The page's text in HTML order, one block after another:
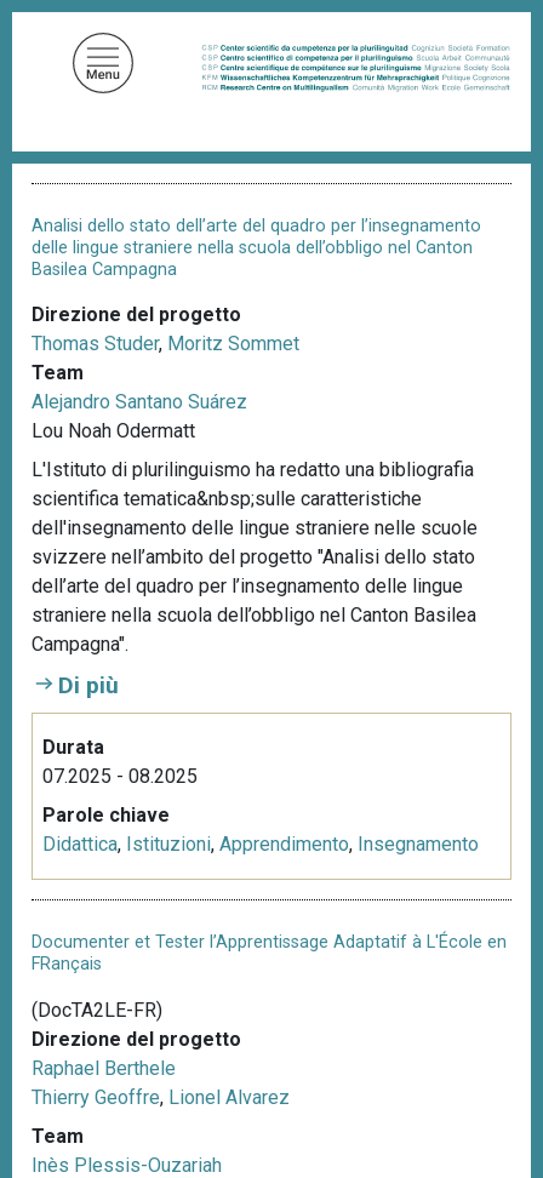
i
c
i
e
d
i
p
a
n
Analisi dello stato dell’arte del quadro per l’insegnamento
delle lingue straniere nella scuola dell’obbligo nel Canton
Basilea Campagna
Direzione del progetto
Thomas Studer, Moritz Sommet
Team
Alejandro Santano Suárez
Lou Noah Odermatt
L'Istituto di plurilinguismo ha redatto una bibliografia
scientifica tematica&nbsp;sulle caratteristiche
dell'insegnamento delle lingue straniere nelle scuole
svizzere nell’ambito del progetto "Analisi dello stato
dell’arte del quadro per l’insegnamento delle lingue
straniere nella scuola dell’obbligo nel Canton Basilea
Campagna".
Di più
Durata
07.2025 - 08.2025
Parole chiave
Didattica, Istituzioni, Apprendimento, Insegnamento
Documenter et Tester l’Apprentissage Adaptatif à L'École en
FRançais
(DocTA2LE-FR)
Direzione del progetto
Raphael Berthele
Thierry Geoffre, Lionel Alvarez
Team
Inès Plessis-Ouzariah